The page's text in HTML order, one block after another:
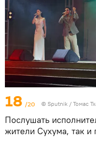
18 /20 © Sputnik / Томас
Послушать
жители Сухума, так и